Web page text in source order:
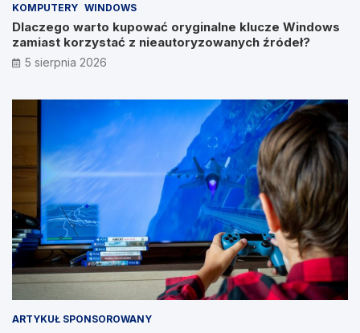
KOMPUTERY WINDOWS
Dlaczego warto kupować oryginalne klucze Windows
zamiast korzystać z nieautoryzowanych źródeł?
5 sierpnia 2026
ARTYKUŁ SPONSOROWANY